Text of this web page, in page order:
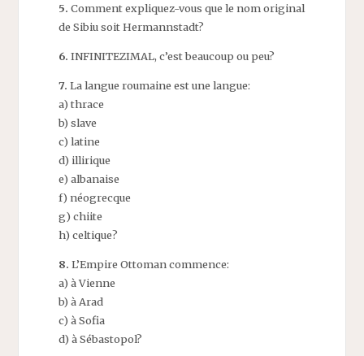
5. Comment expliquez-vous que le nom original
de Sibiu soit Hermannstadt?
6. INFINITEZIMAL, c’est beaucoup ou peu?
7. La langue roumaine est une langue:
a) thrace
b) slave
c) latine
d) illirique
e) albanaise
f) néogrecque
g) chiite
h) celtique?
8. L’Empire Ottoman commence:
a) à Vienne
b) à Arad
c) à Sofia
d) à Sébastopol?